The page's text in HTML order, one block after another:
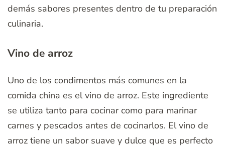
demás sabores presentes dentro de tu preparación
culinaria.
Vino de arroz
Uno de los condimentos más comunes en la
comida china es el vino de arroz. Este ingrediente
se utiliza tanto para cocinar como para marinar
carnes y pescados antes de cocinarlos. El vino de
arroz tiene un sabor suave y dulce que es perfecto